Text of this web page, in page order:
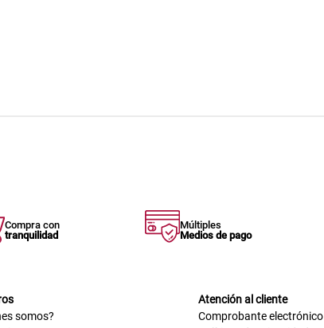
Compra con
tranquilidad
Múltiples
Medios de pago
somos?
Atención al cliente
Comprobante electrónico